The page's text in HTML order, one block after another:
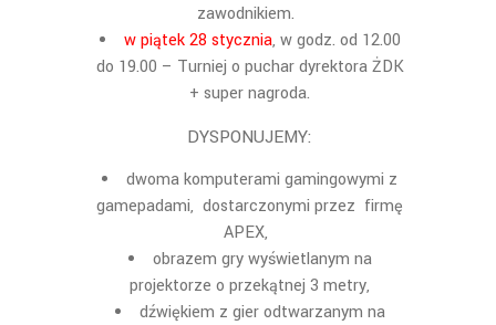
zawodnikiem.
w piątek 28 stycznia, w godz. od 12.00
do 19.00 – Turniej o puchar dyrektora ŻDK
+ super nagroda.
DYSPONUJEMY:
dwoma komputerami gamingowymi z
gamepadami, dostarczonymi przez firmę
APEX,
obrazem gry wyświetlanym na
projektorze o przekątnej 3 metry,
dźwiękiem z gier odtwarzanym na